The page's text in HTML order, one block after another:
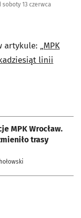
13 czerwca
artykule: „MPK
linii
MPK Wrocław.
trasy